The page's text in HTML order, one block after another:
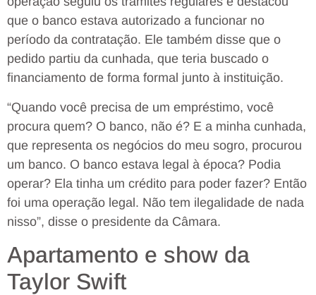
que o banco estava autorizado a funcionar no
período da contratação. Ele também disse que o
pedido partiu da cunhada, que teria buscado o
financiamento de forma formal junto à instituição.
“Quando você precisa de um empréstimo, você
procura quem? O banco, não é? E a minha cunhada,
que representa os negócios do meu sogro, procurou
um banco. O banco estava legal à época? Podia
operar? Ela tinha um crédito para poder fazer? Então
foi uma operação legal. Não tem ilegalidade de nada
nisso”, disse o presidente da Câmara.
Apartamento e show da
Taylor Swift